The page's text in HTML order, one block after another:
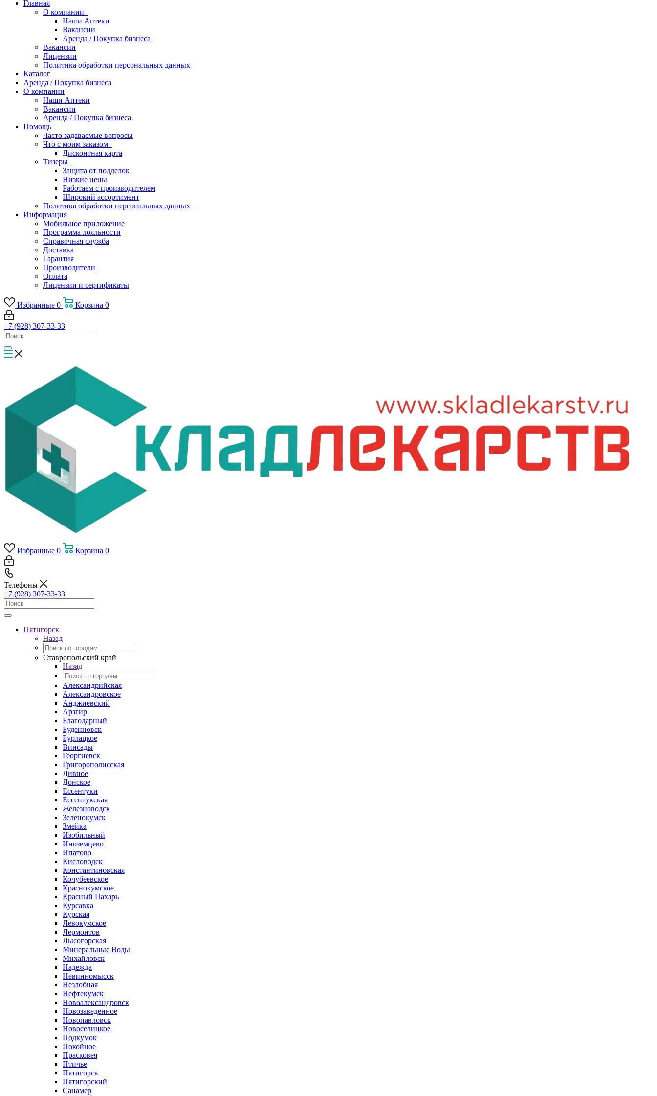
Главная
О компании
Наши Аптеки
Вакансии
Аренда / Покупка бизнеса
Вакансии
Лицензии
Политика обработки персональных данных
Каталог
Аренда / Покупка бизнеса
О компании
Наши Аптеки
Вакансии
Аренда / Покупка бизнеса
Помощь
Часто задаваемые вопросы
Что с моим заказом
Дисконтная карта
Тизеры
Защита от подделок
Низкие цены
Работаем с производителем
Широкий ассортимент
Политика обработки персональных данных
Информация
Мобильное приложение
Программа лояльности
Справочная служба
Доставка
Гарантия
Производители
Оплата
Лицензии и сертификаты
Избранные 0 Корзина 0
+7 (928) 307-33-33
Избранные 0 Корзина 0
Телефоны
+7 (928) 307-33-33
Пятигорск
Назад
Ставропольский край
Назад
Александрийская
Александровское
Анджиевский
Арзгир
Благодарный
Буденновск
Бурлацкое
Винсады
Георгиевск
Григорополисская
Дивное
Донское
Ессентуки
Ессентукская
Железноводск
Зеленокумск
Змейка
Изобильный
Иноземцево
Ипатово
Кисловодск
Константиновская
Кочубеевское
Краснокумское
Красный Пахарь
Курсавка
Курская
Левокумское
Лермонтов
Лысогорская
Минеральные Воды
Михайловск
Надежда
Невинномысск
Незлобная
Нефтекумск
Новоалександровск
Новозаведенное
Новопавловск
Новоселицкое
Подкумок
Покойное
Прасковея
Птичье
Пятигорск
Пятигорский
Санамер